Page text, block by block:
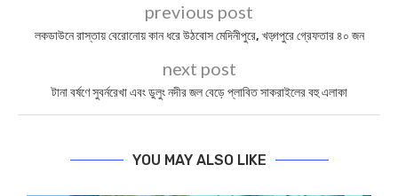
previous post
লকডাউনে রাস্ত‍ায় বেরোনোয় কান ধরে উঠবোস মেদিনীপুরে, খড়্গপুরে গ্রেফতার ৪০ জন
next post
টানা বর্ষণে সুবর্নরেখা এবং ডুলুং নদীর জল বেড়ে প্লাবিত সাকরাইলের বহু এলাকা
YOU MAY ALSO LIKE